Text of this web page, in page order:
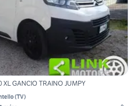
XL GANCIO TRAINO JUMPY
(TV)